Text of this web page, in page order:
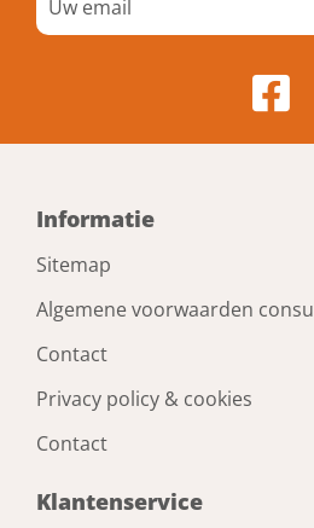
Informatie
Sitemap
Algemene voorwaarden
Contact
Privacy policy & cookies
Contact
Klantenservice